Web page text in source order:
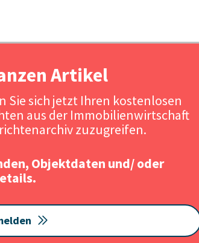
Artikel
sich jetzt Ihren kostenlosen
aus der Immobilienwirtschaft
zuzugreifen.
Objektdaten und/ oder